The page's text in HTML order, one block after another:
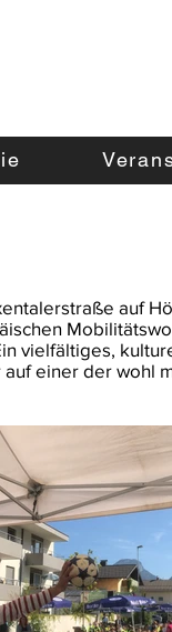
auf
vielfältiges,
einer der wohl